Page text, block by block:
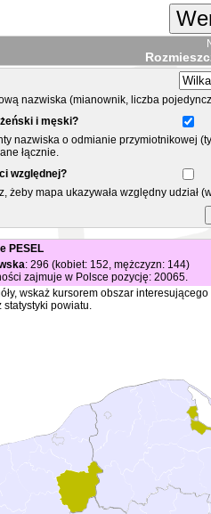
nazwiska (mianownik, liczba
i męski?
nazwiska o odmianie przymiotnikowej
łącznie.
względnej?
żeby mapa ukazywała względny
PESEL
: 296 (kobiet: 152, mężczyzn: 144)
zajmuje w Polsce pozycję: 20065.
wskaż kursorem obszar
statystyki powiatu.